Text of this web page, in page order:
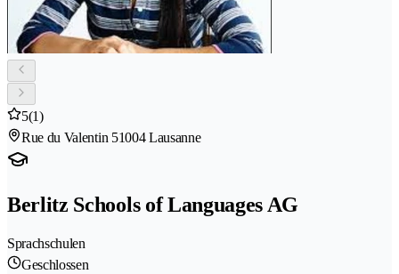
5(1)
Rue du Valentin 51004 Lausanne
Berlitz Schools of Languages AG
Sprachschulen
Geschlossen